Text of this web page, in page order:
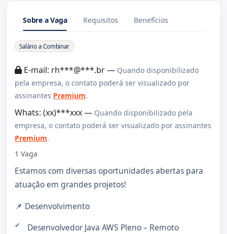
Sobre a Vaga Requisitos Benefícios
Sobre a Vaga
Salário a Combinar
E-mail: rh***@***.br — Quando disponibilizado
pela empresa, o contato poderá ser visualizado por
assinantes Premium.
Whats: (xx)***xxx — Quando disponibilizado pela
empresa, o contato poderá ser visualizado por assinantes
Premium.
1 Vaga
Estamos com diversas oportunidades abertas para
atuação em grandes projetos!
📌 Desenvolvimento
Desenvolvedor Java AWS Pleno – Remoto